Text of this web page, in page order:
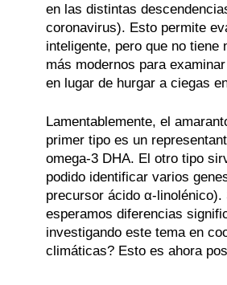
en las distintas
coronavirus). Esto permite
inteligente, pero que no
más modernos para
en lugar de hurgar a ciegas
Lamentablemente, el
primer tipo es un
omega-3 DHA. El otro tipo
podido identificar varios
precursor ácido α-linolénico).
esperamos diferencias
investigando este tema en
climáticas? Esto es ahora